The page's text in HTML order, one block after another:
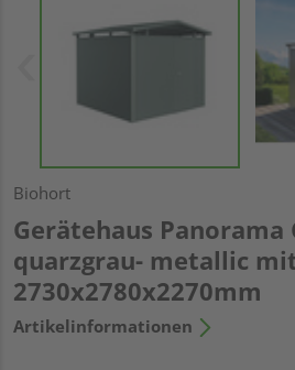
Biohort
Gerätehaus Panorama
quarzgrau- metallic
2730x2780x2270mm
Artikelinformationen